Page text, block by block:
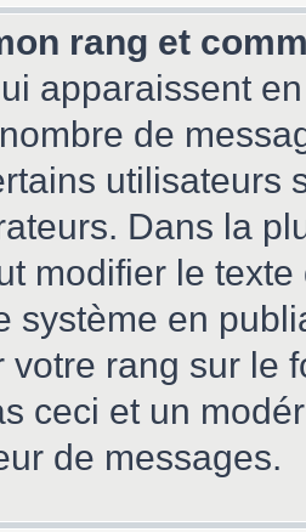
rang et
apparaissent
de
utilisateurs
Dans la
modifier le
système en
votre rang sur le
ceci et un
de messages.